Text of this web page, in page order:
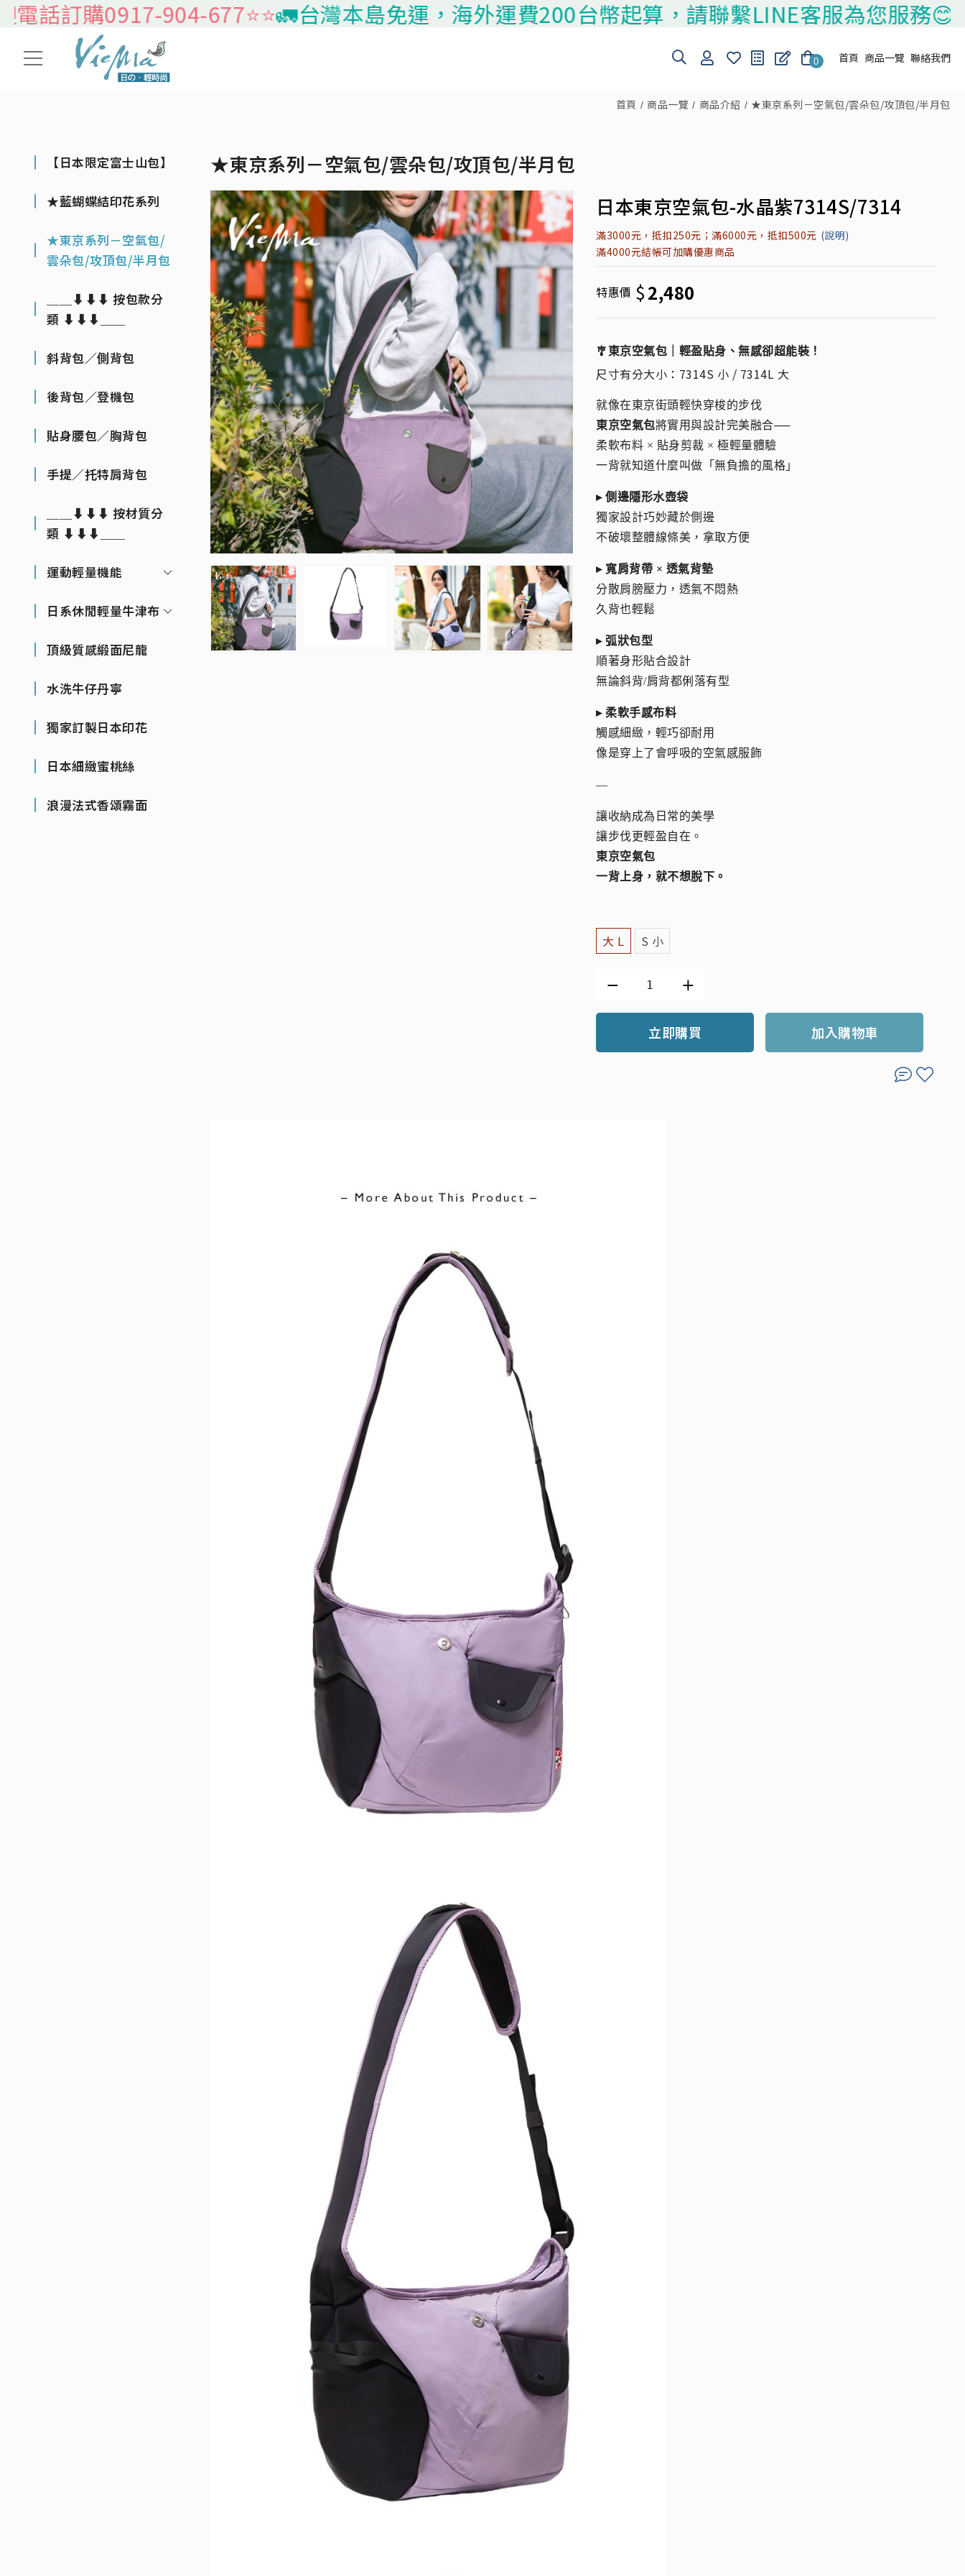
訂購0917-904-677⭐️⭐️🚛台灣本島免運，海外運費200台幣起算，請聯繫LINE客服為您服務😊
0 首頁 商品一覽 聯絡我們
首頁 商品一覽 商品介紹 ★東京系列－空氣包/雲朵包/攻頂包/半月包
【日本限定富士山包】
★藍蝴蝶結印花系列
★東京系列－空氣包/
雲朵包/攻頂包/半月包
＿＿⬇⬇⬇ 按包款分
類 ⬇⬇⬇＿＿
斜背包／側背包
後背包／登機包
貼身腰包／胸背包
手提／托特肩背包
＿＿⬇⬇⬇ 按材質分
類 ⬇⬇⬇＿＿
運動輕量機能
日系休閒輕量牛津布
頂級質感緞面尼龍
水洗牛仔丹寧
獨家訂製日本印花
日本細緻蜜桃絲
浪漫法式香頌霧面
★東京系列－空氣包/雲朵包/攻頂包/半月包
日本東京空氣包-水晶紫7314S/7314
滿3000元，抵扣250元；滿6000元，抵扣500元 (說明)
滿4000元結帳可加購優惠商品
特惠價 $2,480
🎐東京空氣包｜輕盈貼身、無感卻超能裝！
尺寸有分大小：7314S 小 / 7314L 大
就像在東京街頭輕快穿梭的步伐
東京空氣包將實用與設計完美融合──
柔軟布料 × 貼身剪裁 × 極輕量體驗
一背就知道什麼叫做「無負擔的風格」
▸ 側邊隱形水壺袋
獨家設計巧妙藏於側邊
不破壞整體線條美，拿取方便
▸ 寬肩背帶 × 透氣背墊
分散肩膀壓力，透氣不悶熱
久背也輕鬆
▸ 弧狀包型
順著身形貼合設計
無論斜背/肩背都俐落有型
▸ 柔軟手感布料
觸感細緻，輕巧卻耐用
像是穿上了會呼吸的空氣感服飾
—
讓收納成為日常的美學
讓步伐更輕盈自在。
東京空氣包
一背上身，就不想脫下。
大 L S 小
立即購買 加入購物車